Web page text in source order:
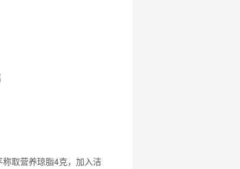
取营养琼脂4克，加入洁